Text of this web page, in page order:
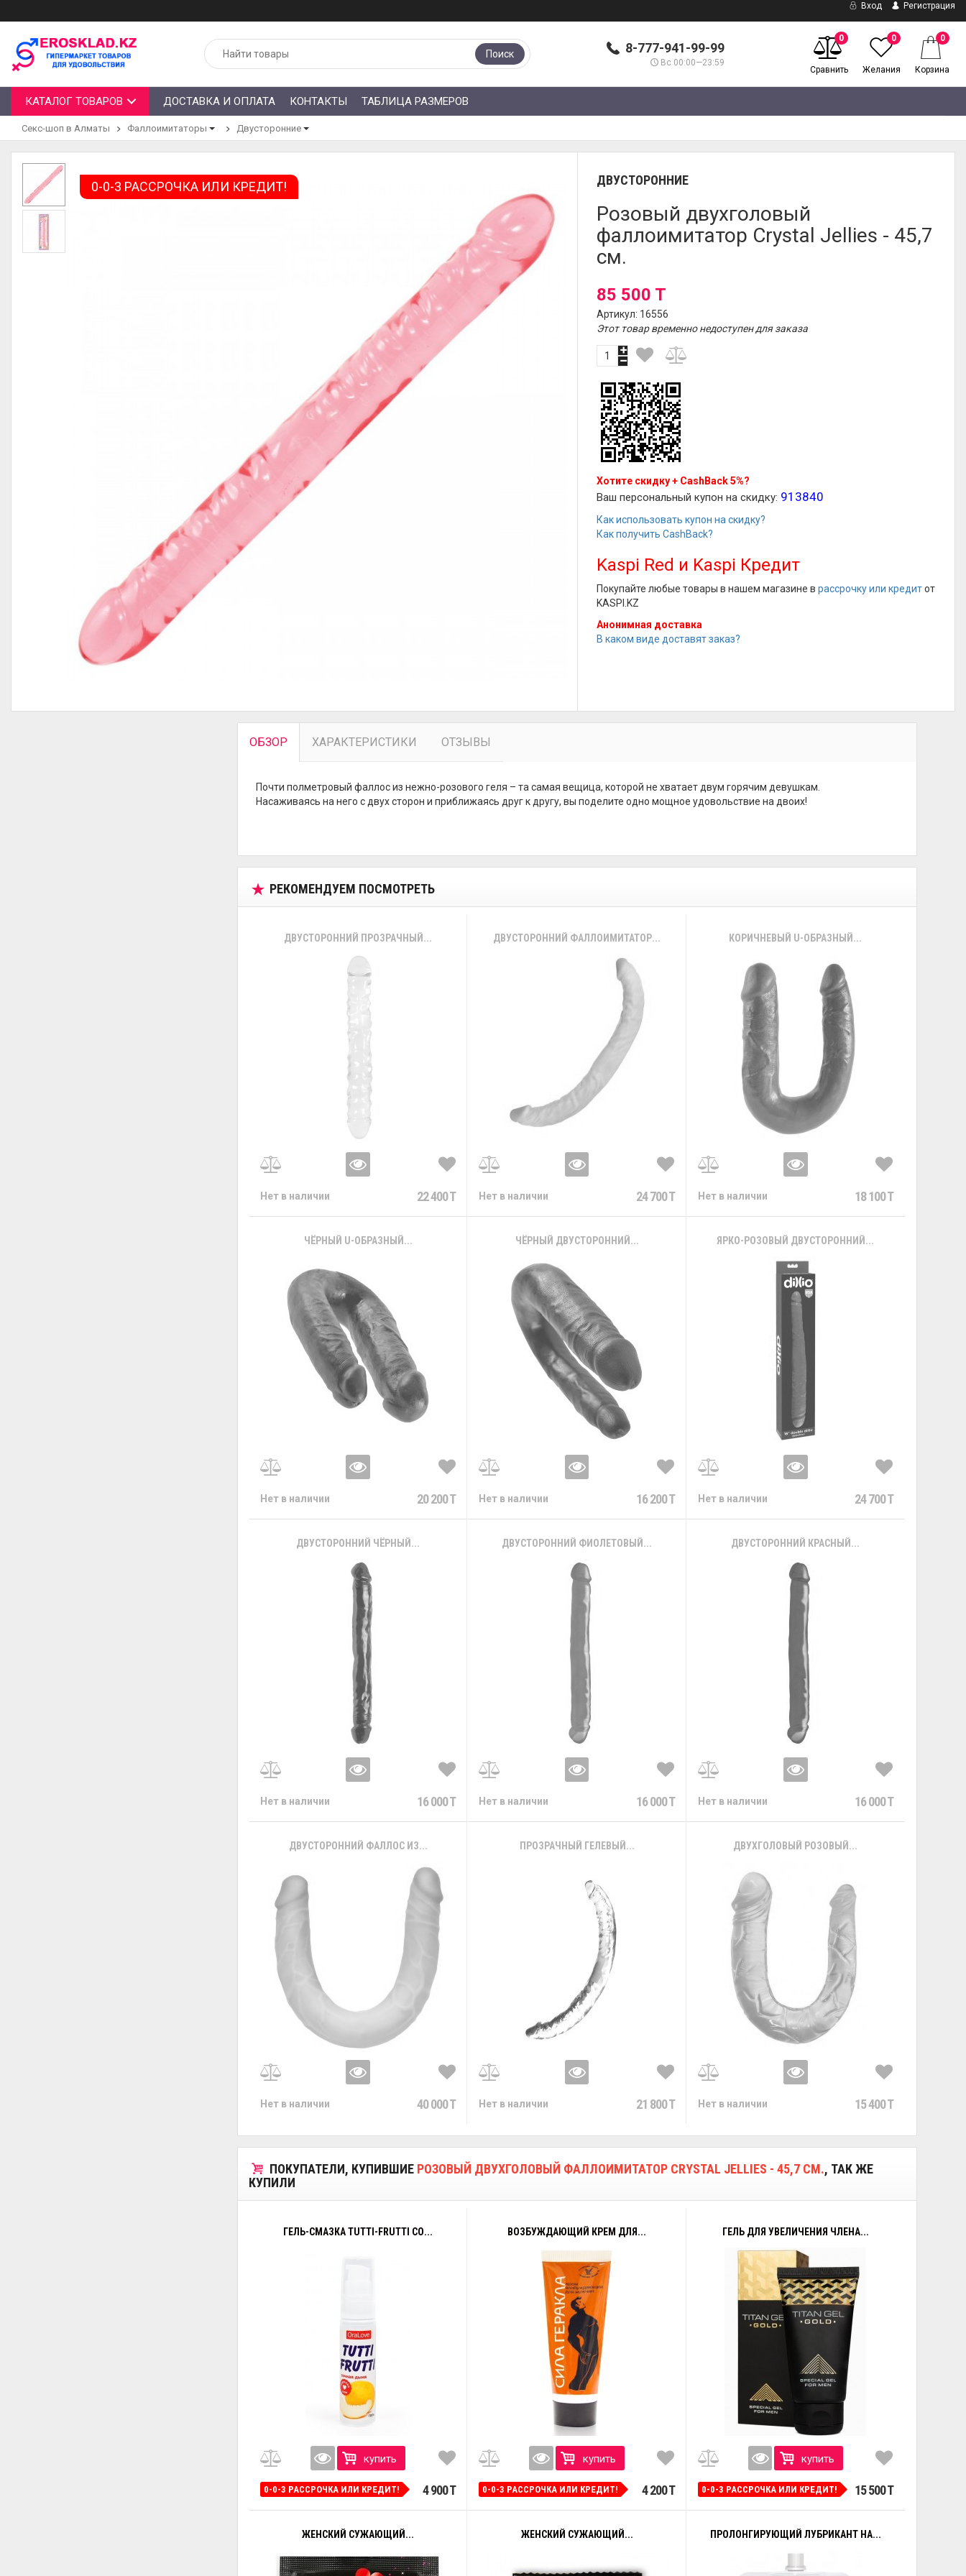
Вход Регистрация
8-777-941-99-99
Вс 00:00—23:59
Поиск
0
Сравнить
0
Желания
0
Корзина
КАТАЛОГ ТОВАРОВ ДОСТАВКА И ОПЛАТА КОНТАКТЫ ТАБЛИЦА РАЗМЕРОВ
Секс-шоп в Алматы Фаллоимитаторы Двусторонние
0-0-3 РАССРОЧКА ИЛИ КРЕДИТ! ДВУСТОРОННИЕ
Розовый двухголовый
фаллоимитатор Crystal Jellies - 45,7
см.
85 500 T
Артикул: 16556
Этот товар временно недоступен для заказа
Хотите скидку + CashBack 5%?
Ваш персональный купон на скидку: 913840
Как использовать купон на скидку?
Как получить CashBack?
Kaspi Red и Kaspi Кредит
Покупайте любые товары в нашем магазине врассрочку или кредитот
KASPI.KZ
Анонимная доставка
В каком виде доставят заказ?
ОБЗОР ХАРАКТЕРИСТИКИ ОТЗЫВЫ
Почти полметровый фаллос из нежно-розового геля – та самая вещица, которой не хватает двум горячим девушкам.
Насаживаясь на него с двух сторон и приближаясь друг к другу, вы поделите одно мощное удовольствие на двоих!
РЕКОМЕНДУЕМ ПОСМОТРЕТЬ
ДВУСТОРОННИЙ ПРОЗРАЧНЫЙ...
Нет в наличии 22 400 T
ДВУСТОРОННИЙ ФАЛЛОИМИТАТОР...
Нет в наличии 24 700 T
КОРИЧНЕВЫЙ U-ОБРАЗНЫЙ...
Нет в наличии 18 100 T
ЧЁРНЫЙ U-ОБРАЗНЫЙ...
Нет в наличии 20 200 T
ЧЁРНЫЙ ДВУСТОРОННИЙ...
Нет в наличии 16 200 T
ЯРКО-РОЗОВЫЙ ДВУСТОРОННИЙ...
Нет в наличии 24 700 T
ДВУСТОРОННИЙ ЧЁРНЫЙ...
Нет в наличии 16 000 T
ДВУСТОРОННИЙ ФИОЛЕТОВЫЙ...
Нет в наличии 16 000 T
ДВУСТОРОННИЙ КРАСНЫЙ...
Нет в наличии 16 000 T
ДВУСТОРОННИЙ ФАЛЛОС ИЗ...
Нет в наличии 40 000 T
ПРОЗРАЧНЫЙ ГЕЛЕВЫЙ...
Нет в наличии 21 800 T
ДВУХГОЛОВЫЙ РОЗОВЫЙ...
Нет в наличии 15 400 T
ПОКУПАТЕЛИ, КУПИВШИЕ РОЗОВЫЙ ДВУХГОЛОВЫЙ ФАЛЛОИМИТАТОР CRYSTAL JELLIES - 45,7 СМ., ТАК ЖЕ
КУПИЛИ
ГЕЛЬ-СМАЗКА TUTTI-FRUTTI СО...
купить
0-0-3 РАССРОЧКА ИЛИ КРЕДИТ! 4 900 T
ВОЗБУЖДАЮЩИЙ КРЕМ ДЛЯ...
купить
0-0-3 РАССРОЧКА ИЛИ КРЕДИТ! 4 200 T
ГЕЛЬ ДЛЯ УВЕЛИЧЕНИЯ ЧЛЕНА...
купить
0-0-3 РАССРОЧКА ИЛИ КРЕДИТ! 15 500 T
ЖЕНСКИЙ СУЖАЮЩИЙ... ЖЕНСКИЙ СУЖАЮЩИЙ... ПРОЛОНГИРУЮЩИЙ ЛУБРИКАНТ НА...